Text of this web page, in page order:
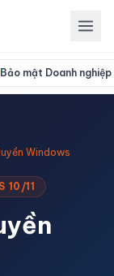
Bảo mật Doanh nghiệp
Windows
10/11